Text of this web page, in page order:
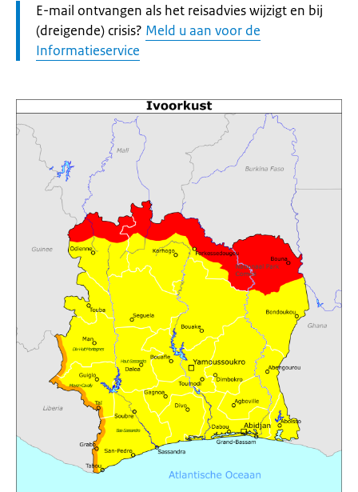
Let
op:
E-mail ontvangen als het reisadvies wijzigt en bij
(dreigende) crisis? Meld u aan voor de
Informatieservice